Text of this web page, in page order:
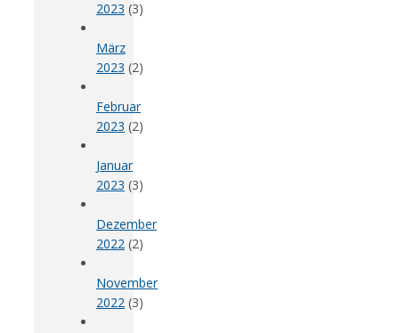
2023 (3)
März
2023 (2)
Februar
2023 (2)
Januar
2023 (3)
Dezember
2022 (2)
November
2022 (3)